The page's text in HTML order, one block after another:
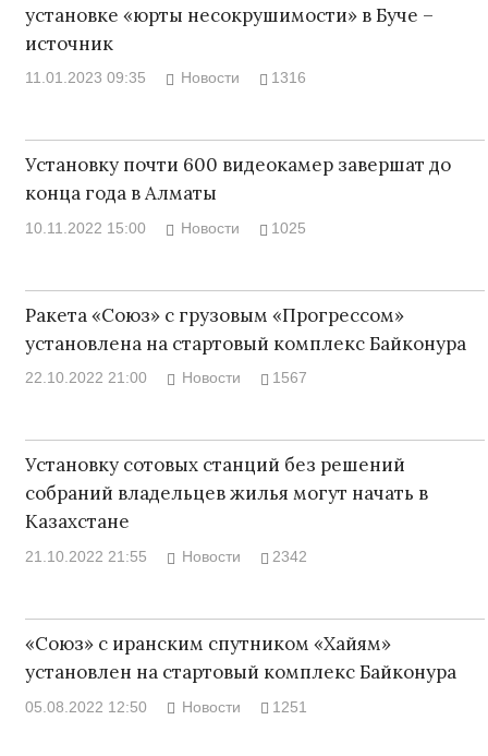
установке «юрты несокрушимости» в Буче –
источник
11.01.2023 09:35 Новости 1316
Установку почти 600 видеокамер завершат до
конца года в Алматы
10.11.2022 15:00 Новости 1025
Ракета «Союз» с грузовым «Прогрессом»
установлена на стартовый комплекс Байконура
22.10.2022 21:00 Новости 1567
Установку сотовых станций без решений
собраний владельцев жилья могут начать в
Казахстане
21.10.2022 21:55 Новости 2342
«Союз» с иранским спутником «Хайям»
установлен на стартовый комплекс Байконура
05.08.2022 12:50 Новости 1251